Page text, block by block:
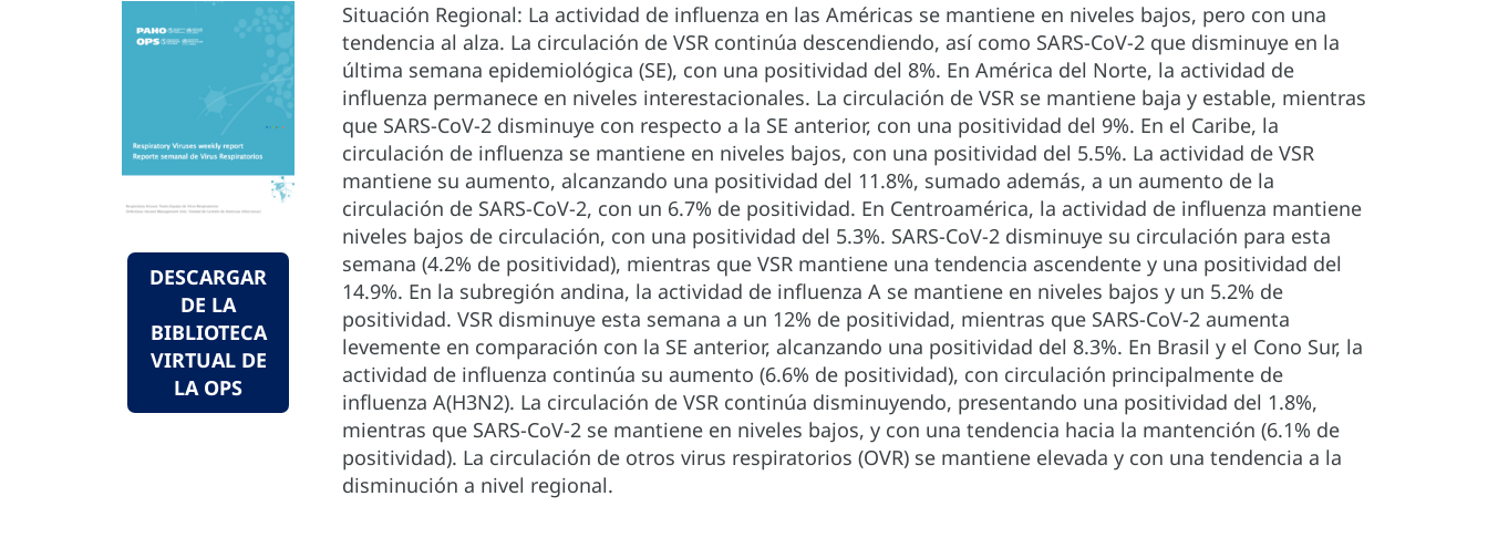
DESCARGAR
DE LA
BIBLIOTECA
VIRTUAL DE
LA OPS
Situación Regional: La actividad de influenza en las Américas se mantiene en niveles bajos, pero con una
tendencia al alza. La circulación de VSR continúa descendiendo, así como SARS-CoV-2 que disminuye en la
última semana epidemiológica (SE), con una positividad del 8%. En América del Norte, la actividad de
influenza permanece en niveles interestacionales. La circulación de VSR se mantiene baja y estable, mientras
que SARS-CoV-2 disminuye con respecto a la SE anterior, con una positividad del 9%. En el Caribe, la
circulación de influenza se mantiene en niveles bajos, con una positividad del 5.5%. La actividad de VSR
mantiene su aumento, alcanzando una positividad del 11.8%, sumado además, a un aumento de la
circulación de SARS-CoV-2, con un 6.7% de positividad. En Centroamérica, la actividad de influenza mantiene
niveles bajos de circulación, con una positividad del 5.3%. SARS-CoV-2 disminuye su circulación para esta
semana (4.2% de positividad), mientras que VSR mantiene una tendencia ascendente y una positividad del
14.9%. En la subregión andina, la actividad de influenza A se mantiene en niveles bajos y un 5.2% de
positividad. VSR disminuye esta semana a un 12% de positividad, mientras que SARS-CoV-2 aumenta
levemente en comparación con la SE anterior, alcanzando una positividad del 8.3%. En Brasil y el Cono Sur, la
actividad de influenza continúa su aumento (6.6% de positividad), con circulación principalmente de
influenza A(H3N2). La circulación de VSR continúa disminuyendo, presentando una positividad del 1.8%,
mientras que SARS-CoV-2 se mantiene en niveles bajos, y con una tendencia hacia la mantención (6.1% de
positividad). La circulación de otros virus respiratorios (OVR) se mantiene elevada y con una tendencia a la
disminución a nivel regional.